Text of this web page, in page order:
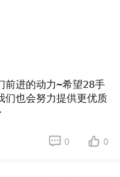
前进的动力~希望28手
们也会努力提供更优质
0 0